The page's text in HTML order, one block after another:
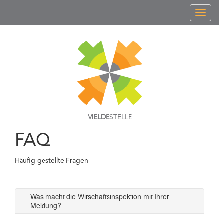
MELDESTELLE
FAQ
Häufig gestellte Fragen
Was macht die Wirschaftsinspektion mit Ihrer
Meldung?